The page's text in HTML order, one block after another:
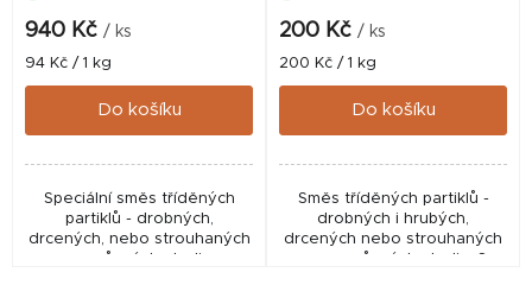
940 Kč / ks
Měrná
cena:
94 Kč / 1 kg
Do košíku
Speciální směs tříděných
partiklů - drobných,
drcených, nebo strouhaných
semen různých plodin - a
200 Kč / ks
Měrná
cena:
200 Kč / 1 kg
Do košíku
Směs tříděných partiklů -
drobných i hrubých,
drcených nebo strouhaných
semen různých plodin. S